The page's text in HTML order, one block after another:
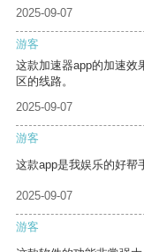
2025-09-07
游客
这款加速器app的加速效
区的线路。
2025-09-07
游客
这款app是我娱乐的好帮
2025-09-07
游客